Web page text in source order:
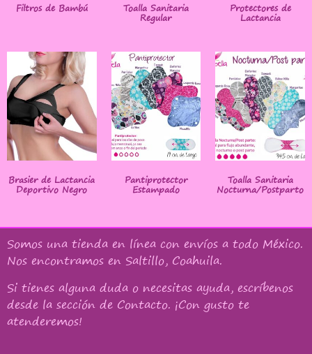
Filtros de Bambú Toalla Sanitaria
Regular
Protectores de
Lactancia
Brasier de Lactancia
Deportivo Negro
Pantiprotector
Estampado
Toalla Sanitaria
Nocturna/Postparto
Somos una tienda en línea con envíos a todo México.
Nos encontramos en Saltillo, Coahuila.
Si tienes alguna duda o necesitas ayuda, escríbenos
desde la sección de Contacto. ¡Con gusto te
atenderemos!